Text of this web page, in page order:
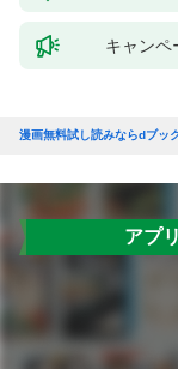
キャンペ
漫画無料試し読みならdブッ
アプ